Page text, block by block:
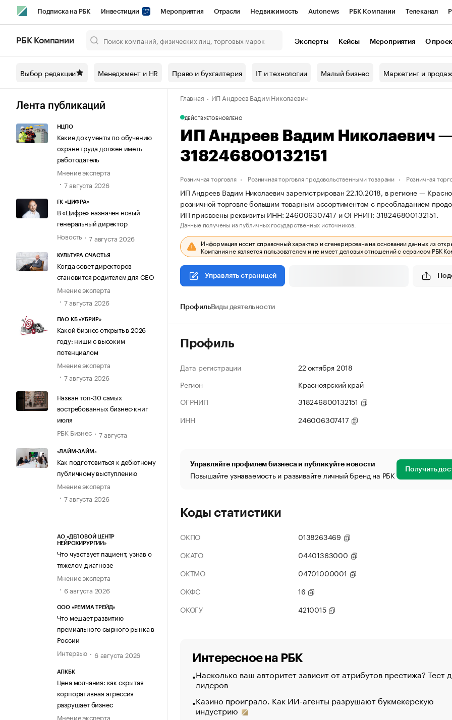
Подписка на РБК Инвестиции Мероприятия Отрасли Недвижимость Autonews РБК Компании Телеканал
Спецпроекты СПб Конференции СПб Спецпроекты Проверка контрагентов
Технологии и медиа Рынок наличной валюты
РБК Компании Эксперты Кейсы Мероприятия О
Выбор редакции Менеджмент и HR Право и бухгалтерия IT и технологии Малый бизнес Маркетинг и
Лента публикаций
НЦПО
Какие документы по обучению
охране труда должен иметь
работодатель
Мнение эксперта
7 августа 2026
ГК «ЦИФРА»
В «Цифре» назначен новый
генеральный директор
Новость
7 августа 2026
КУЛЬТУРА СЧАСТЬЯ
Когда совет директоров
становится родителем для CEO
Мнение эксперта
7 августа 2026
ПАО КБ «УБРИР»
Какой бизнес открыть в 2026
году: ниши с высоким
потенциалом
Мнение эксперта
7 августа 2026
Назван топ-30 самых
востребованных бизнес-книг
июля
РБК Бизнес
7 августа
«ЛАЙМ-ЗАЙМ»
Как подготовиться к дебютному
публичному выступлению
Мнение эксперта
7 августа 2026
АО «ДЕЛОВОЙ ЦЕНТР
НЕЙРОХИРУРГИИ»
Что чувствует пациент, узнав о
тяжелом диагнозе
Мнение эксперта
6 августа 2026
ООО «РЕММА ТРЕЙД»
Что мешает развитию
премиального сырного рынка в
России
Интервью
6 августа 2026
АПКБК
Цена молчания: как скрытая
корпоративная агрессия
разрушает бизнес
Мнение эксперта
Главная ИП Андреев Вадим Николаевич
ДЕЙСТВУЕТОБНОВЛЕНО
ИП Андреев Вадим Николаевич
318246800132151
Розничная торговля Розничная торговля продовольственными товарами Розничная
ИП Андреев Вадим Николаевич зарегистрирован 22.10.2018, в регионе —
розничной торговле большим товарным ассортиментом с преобладанием
ИП присвоены реквизиты ИНН: 246006307417 и ОГРНИП: 318246800132151.
Данные получены из публичных государственных источников.
Информация носит справочный характер и сгенерирована на основании данных из
Компания не является пользователем и не имеет деловых отношений с сервисом РБК
Управлять страницей
ПрофильВиды деятельности
Профиль
Дата регистрации
22 октября 2018
Регион
Красноярский край
ОГРНИП
318246800132151
ИНН
246006307417
Управляйте профилем бизнеса и публикуйте новости
Повышайте узнаваемость и развивайте личный бренд на РБК Получить
Коды статистики
ОКПО
0138263469
ОКАТО
04401363000
ОКТМО
04701000001
ОКФС
16
ОКОГУ
4210015
Интересное на РБК
Насколько ваш авторитет зависит от атрибутов престижа? Тест
лидеров
Казино проиграло. Как ИИ-агенты разрушают букмекерскую
индустрию